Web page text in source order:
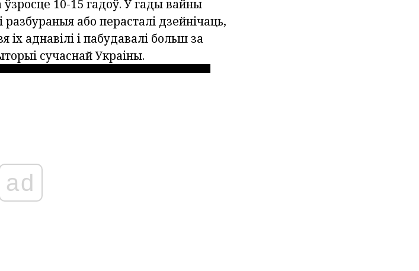
ўзросце 10-15 гадоў. У гады вайны
або перасталі дзейнічаць,
аднавілі і пабудавалі больш за
сучаснай Украіны.
ad